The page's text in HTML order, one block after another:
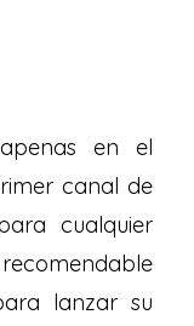
en el
canal de
cualquier
lanzar su